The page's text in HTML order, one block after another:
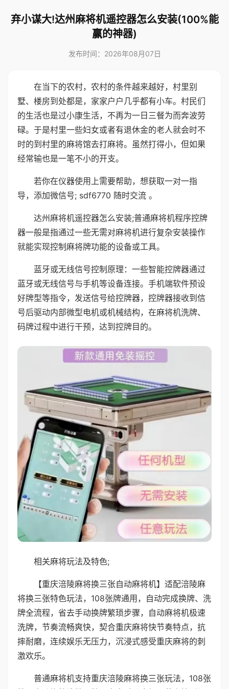
弃小谋大!达州麻将机遥控器怎么安装(100%能
赢的神器)
发布时间：2026年08月07日
在当下的农村，农村的条件越来越好，村里别
墅、楼房到处都是，家家户户几乎都有小车。村民们
的生活也是过小康生活，不再为一日三餐为而奔波劳
碌。于是村里一些妇女或者有退休金的老人就会时不
时的到村里的麻将馆去打麻将。虽然打得小，但如果
经常输也是一笔不小的开支。
若你在仪器使用上需要帮助，想获取一对一指
导，添加微信号; sdf6770 随时交流 。
达州麻将机遥控器怎么安装;普通麻将机程序控牌
器一般是指通过一些无需对麻将机进行复杂安装操作
就能实现控制麻将牌功能的设备或工具。
蓝牙或无线信号控制原理：一些智能控牌器通过
蓝牙或无线信号与手机等设备连接。手机端软件预设
好牌型等指令，发送信号给控牌器，控牌器接收到信
号后驱动内部微型电机或机械结构，在麻将机洗牌、
码牌过程中进行干预，达到控牌目的。
相关麻将玩法及特色;
【重庆涪陵麻将换三张自动麻将机】适配涪陵麻
将换三张特色玩法，108张牌通用，自动完成换牌、洗
牌全流程，省去手动换牌繁琐步骤，自动麻将机极速
洗牌，节奏流畅爽快，契合重庆麻将快节奏特点，抗
摔耐磨，连续娱乐无压力，沉浸式感受重庆麻将的刺
激欢乐。
普通麻将机支持重庆涪陵麻将换三张玩法，108张